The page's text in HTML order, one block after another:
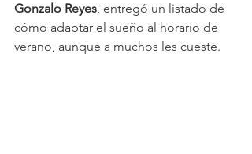
Gonzalo Reyes, entregó un listado de
cómo adaptar el sueño al horario de
verano, aunque a muchos les cueste.